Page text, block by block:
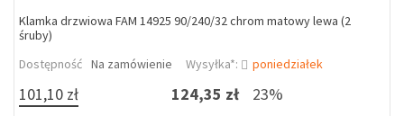
Klamka drzwiowa FAM 14925 90/240/32 chrom matowy lewa (2
śruby)
Dostępność Na zamówienie Wysyłka*: poniedziałek
101,10 zł 124,35 zł 23%